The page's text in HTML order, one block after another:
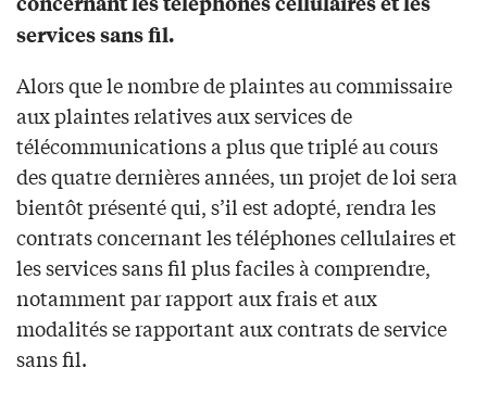
services sans fil.
Alors que le nombre de plaintes au commissaire
aux plaintes relatives aux services de
télécommunications a plus que triplé au cours
des quatre dernières années, un projet de loi sera
bientôt présenté qui, s’il est adopté, rendra les
contrats concernant les téléphones cellulaires et
les services sans fil plus faciles à comprendre,
notamment par rapport aux frais et aux
modalités se rapportant aux contrats de service
sans fil.